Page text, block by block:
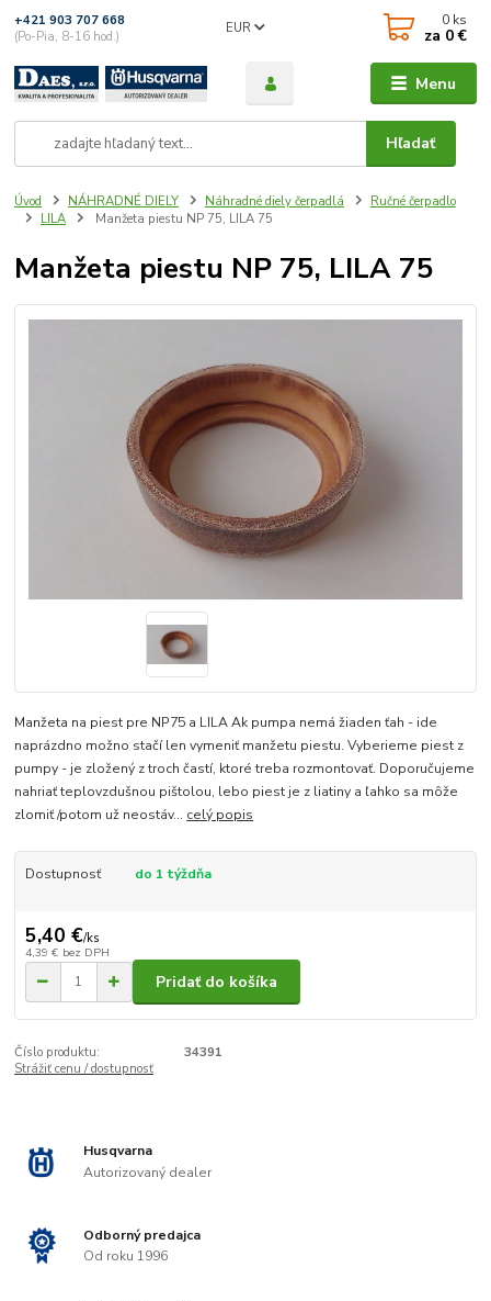
Menu
EUR
Hľadať
+421 903 707 668
(Po-Pia, 8-16 hod.)
0 ks
za 0 €
Úvod NÁHRADNÉ DIELY Náhradné diely čerpadlá
Ručné čerpadlo
LILA
Manžeta piestu NP 75, LILA 75
Manžeta piestu NP 75, LILA 75
Manžeta na piest pre NP75 a LILA Ak pumpa nemá žiaden ťah - ide
naprázdno možno stačí len vymeniť manžetu piestu. Vyberieme piest z
pumpy - je zložený z troch častí, ktoré treba rozmontovať. Doporučujeme
nahriať teplovzdušnou pištolou, lebo piest je z liatiny a ľahko sa môže
zlomiť /potom už neostáv... celý popis
Dostupnosť do 1 týždňa
5,40 €/ks
4,39 € bez DPH
Pridať do košíka
Číslo produktu:
34391
Strážiť cenu / dostupnosť
Husqvarna
Autorizovaný dealer
Odborný predajca
Od roku 1996